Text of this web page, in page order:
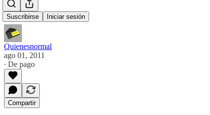
Suscribirse Iniciar sesión
Aun
Quienesnormal
ago 01, 2011
∙ De pago
Compartir